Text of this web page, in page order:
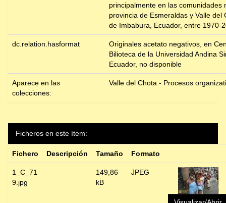
principalmente en las comunidades
provincia de Esmeraldas y Valle del
de Imbabura, Ecuador, entre 1970-
dc.relation.hasformat
Originales acetato negativos, en
Bilioteca de la Universidad Andina
Ecuador, no disponible
Aparece en las
colecciones:
Valle del Chota - Procesos
Ficheros en este ítem:
Fichero Descripción Tamaño Formato
1_C_71
9.jpg
149,86
kB
JPEG